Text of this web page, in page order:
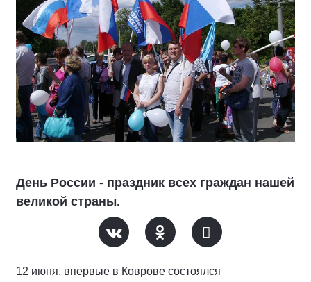
День России - праздник всех граждан нашей
великой страны.
12 июня, впервые в Коврове состоялся